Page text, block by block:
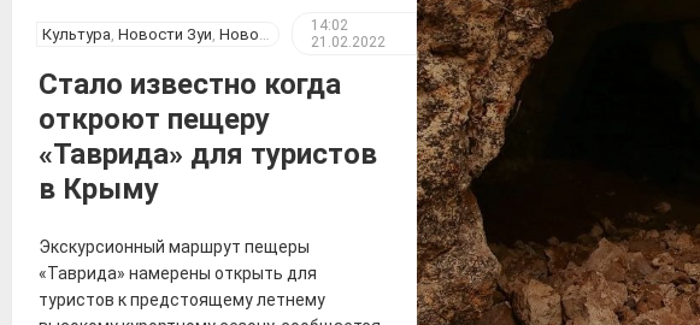
Культура Новости Зуи Новости Крыма
14:02
21.02.2022
Стало известно когда
откроют пещеру
«Таврида» для туристов
в Крыму
Экскурсионный маршрут пещеры
«Таврида» намерены открыть для
туристов к предстоящему летнему